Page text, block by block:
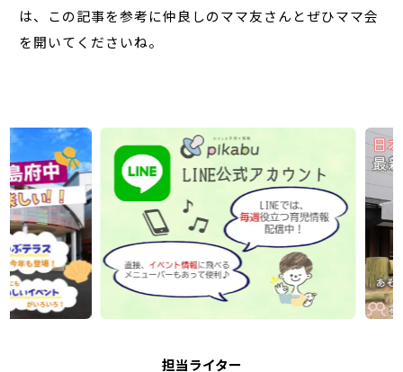
は、この記事を参考に仲良しのママ友さんとぜひママ会
を開いてくださいね。
担当ライター